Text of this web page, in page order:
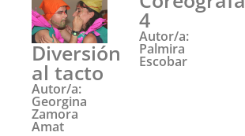
Diversión
al tacto
Autor/a:
Georgina
Zamora
Amat
4
Autor/a:
Palmira
Escobar